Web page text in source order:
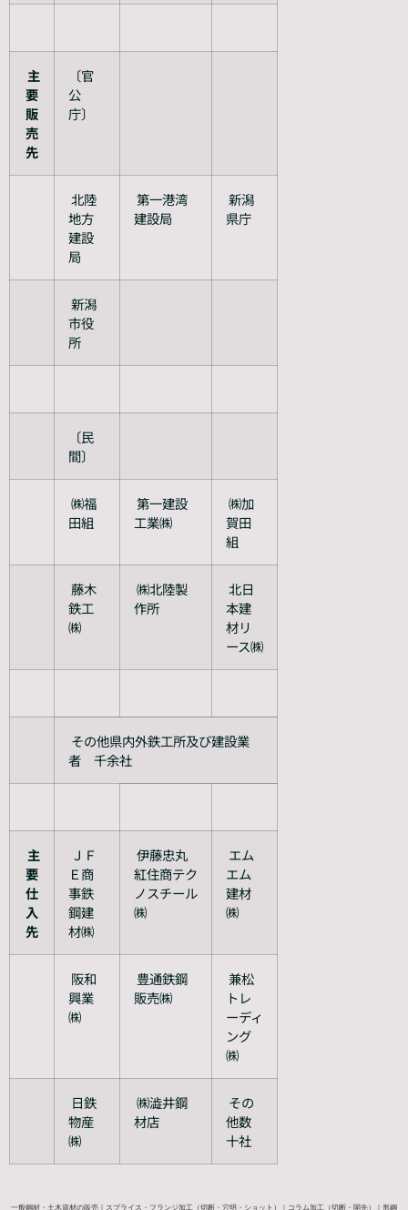
主
要
販
売
先
〔官
公
庁〕
北陸
地方
建設
局
第一港湾
建設局
新潟
県庁
新潟
市役
所
〔民
間〕
㈱福
田組
第一建設
工業㈱
㈱加
賀田
組
藤木
鉄工
㈱
㈱北陸製
作所
北日
本建
材リ
ース㈱
その他県内外鉄工所及び建設業
者 千余社
主
要
仕
入
先
ＪＦ
Ｅ商
事鉄
鋼建
材㈱
伊藤忠丸
紅住商テク
ノスチール
㈱
エム
エム
建材
㈱
阪和
興業
㈱
豊通鉄鋼
販売㈱
兼松
トレ
ーディ
ング
㈱
日鉄
物産
㈱
㈱澁井鋼
材店
その
他数
十社
一般鋼材・土木資材の販売｜スプライス・フランジ加工（切断・穴明・ショット）｜コラム加工（切断・開先）｜形鋼